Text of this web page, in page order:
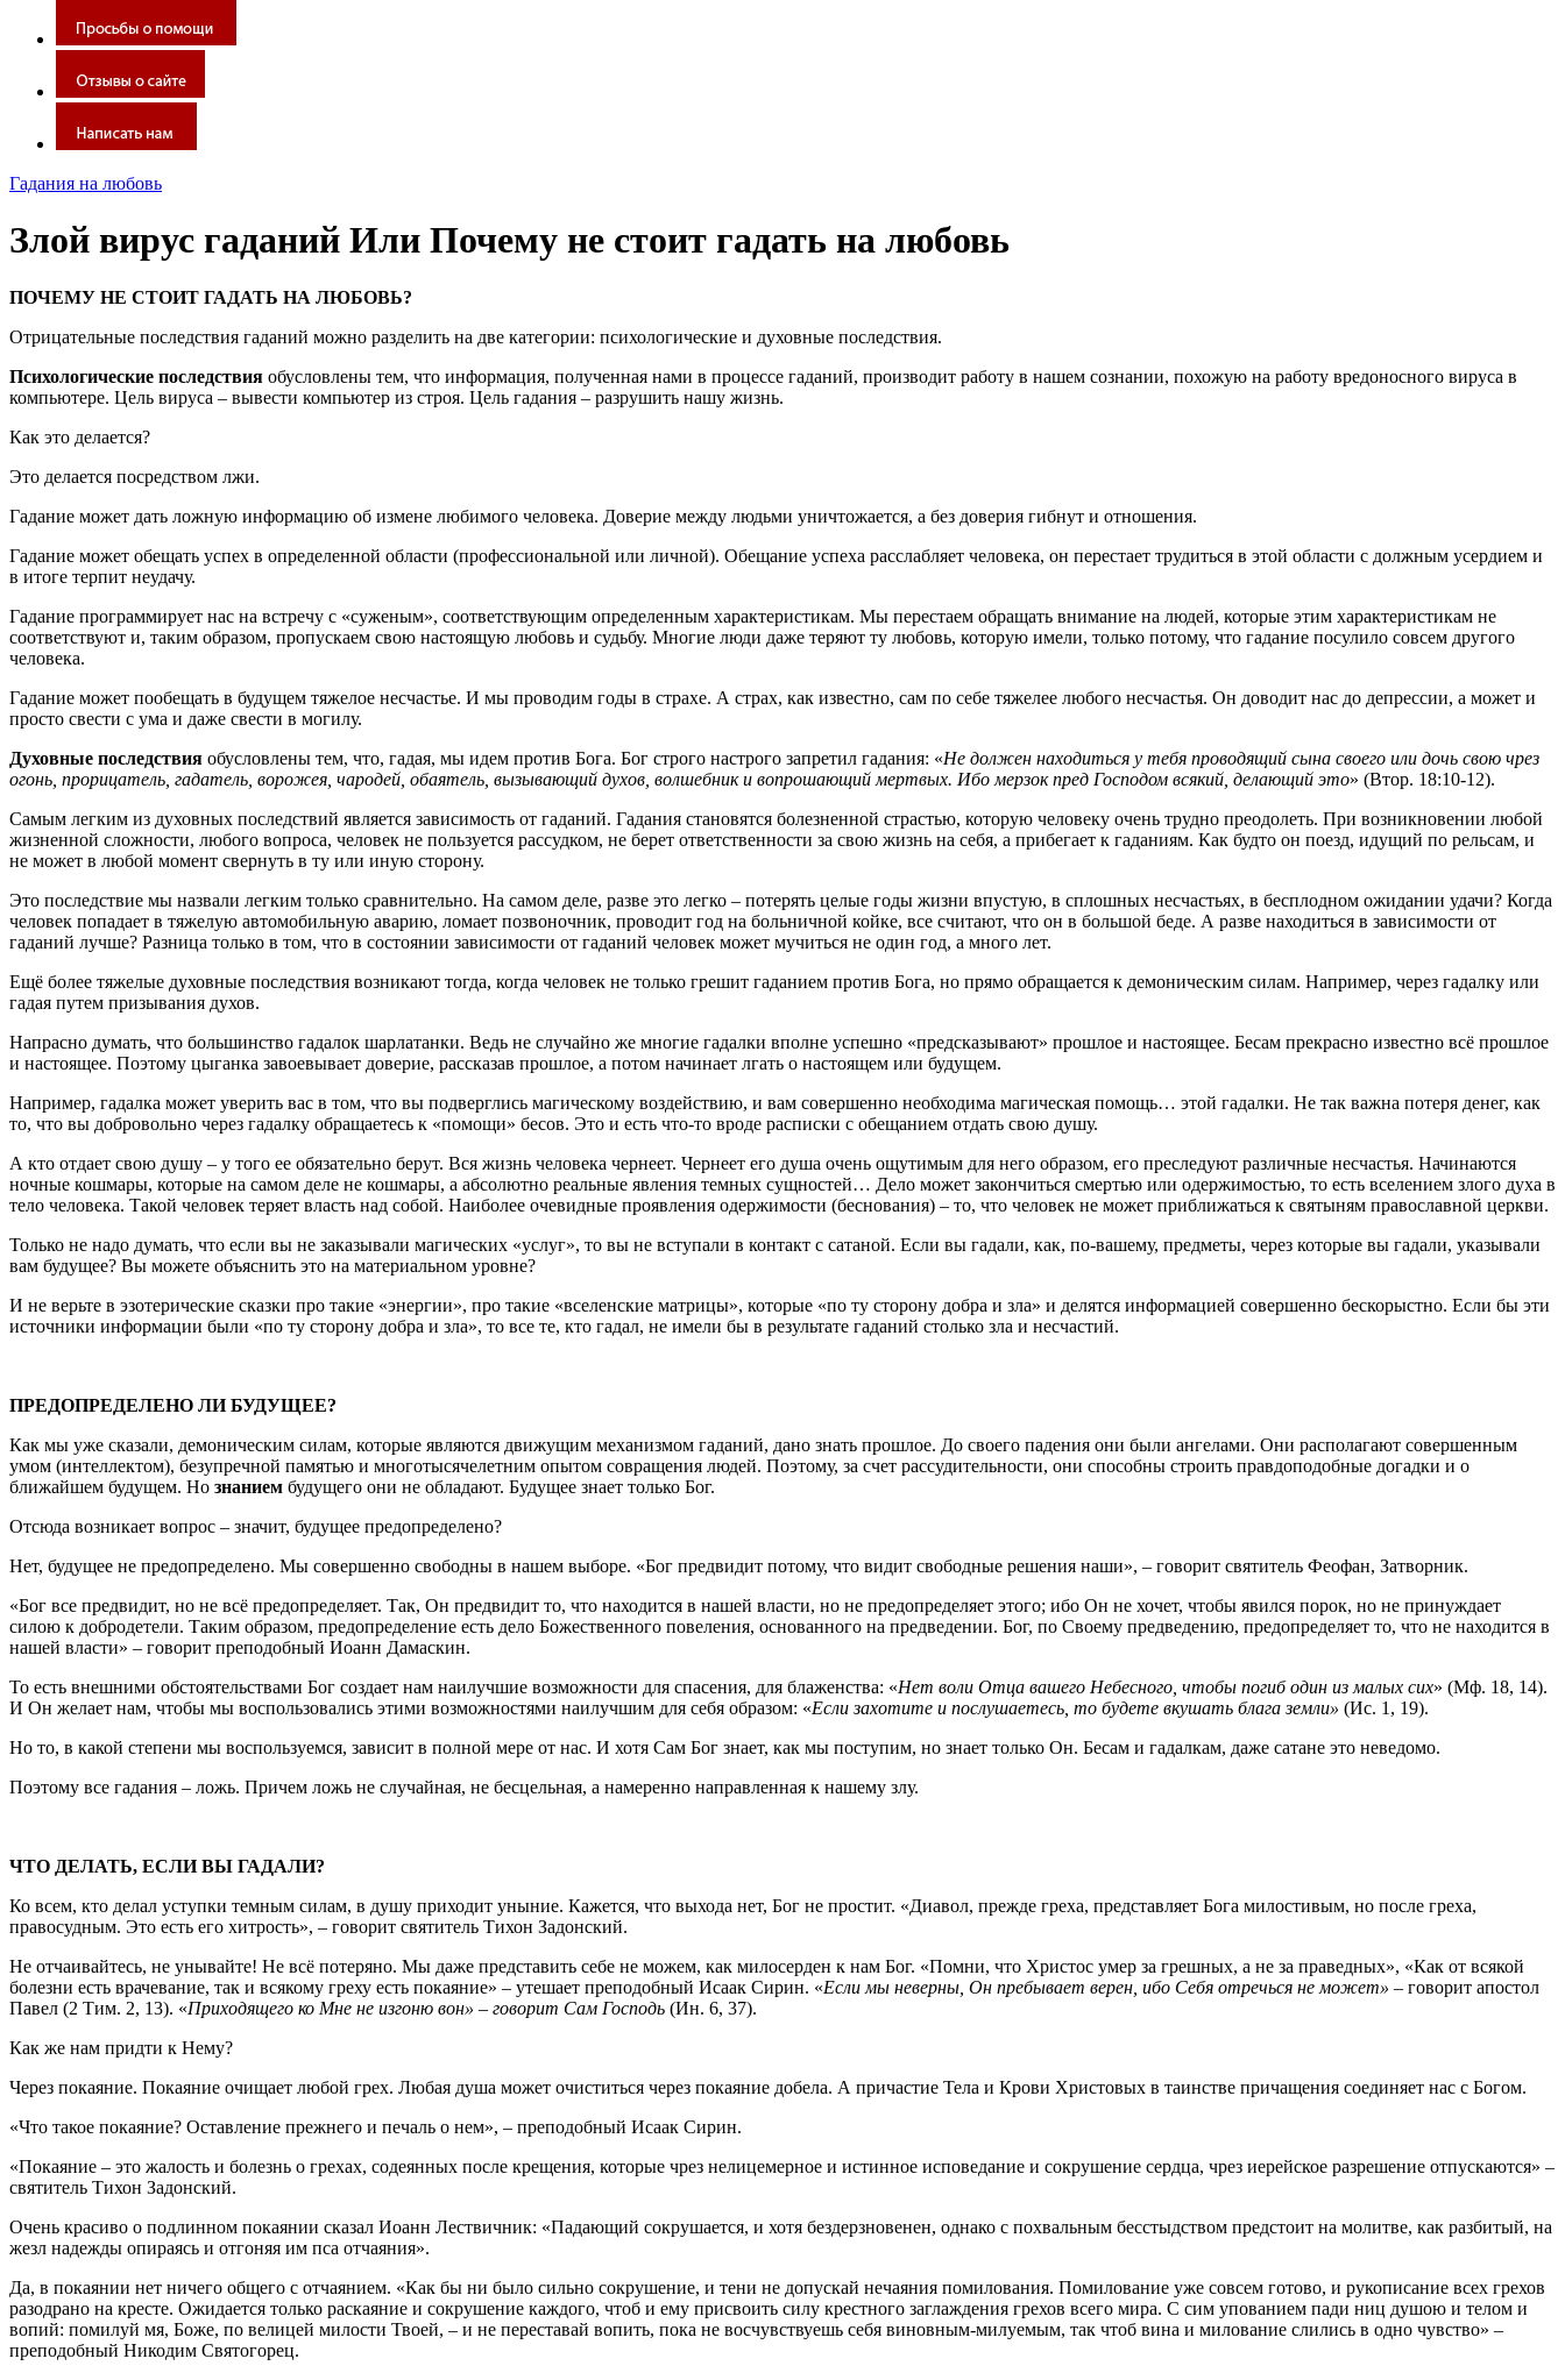
Гадания на любовь
Злой вирус гаданий Или Почему не стоит гадать на любовь
ПОЧЕМУ НЕ СТОИТ ГАДАТЬ НА ЛЮБОВЬ?
Отрицательные последствия гаданий можно разделить на две категории: психологические и духовные последствия.
Психологические последствия обусловлены тем, что информация, полученная нами в процессе гаданий, производит работу в нашем сознании, похожую на работу вредоносного вируса в
компьютере. Цель вируса – вывести компьютер из строя. Цель гадания – разрушить нашу жизнь.
Как это делается?
Это делается посредством лжи.
Гадание может дать ложную информацию об измене любимого человека. Доверие между людьми уничтожается, а без доверия гибнут и отношения.
Гадание может обещать успех в определенной области (профессиональной или личной). Обещание успеха расслабляет человека, он перестает трудиться в этой области с должным усердием и
в итоге терпит неудачу.
Гадание программирует нас на встречу с «суженым», соответствующим определенным характеристикам. Мы перестаем обращать внимание на людей, которые этим характеристикам не
соответствуют и, таким образом, пропускаем свою настоящую любовь и судьбу. Многие люди даже теряют ту любовь, которую имели, только потому, что гадание посулило совсем другого
человека.
Гадание может пообещать в будущем тяжелое несчастье. И мы проводим годы в страхе. А страх, как известно, сам по себе тяжелее любого несчастья. Он доводит нас до депрессии, а может и
просто свести с ума и даже свести в могилу.
Духовные последствия обусловлены тем, что, гадая, мы идем против Бога. Бог строго настрого запретил гадания: «Не должен находиться у тебя проводящий сына своего или дочь свою чрез
огонь, прорицатель, гадатель, ворожея, чародей, обаятель, вызывающий духов, волшебник и вопрошающий мертвых. Ибо мерзок пред Господом всякий, делающий это» (Втор. 18:10-12).
Самым легким из духовных последствий является зависимость от гаданий. Гадания становятся болезненной страстью, которую человеку очень трудно преодолеть. При возникновении любой
жизненной сложности, любого вопроса, человек не пользуется рассудком, не берет ответственности за свою жизнь на себя, а прибегает к гаданиям. Как будто он поезд, идущий по рельсам, и
не может в любой момент свернуть в ту или иную сторону.
Это последствие мы назвали легким только сравнительно. На самом деле, разве это легко – потерять целые годы жизни впустую, в сплошных несчастьях, в бесплодном ожидании удачи? Когда
человек попадает в тяжелую автомобильную аварию, ломает позвоночник, проводит год на больничной койке, все считают, что он в большой беде. А разве находиться в зависимости от
гаданий лучше? Разница только в том, что в состоянии зависимости от гаданий человек может мучиться не один год, а много лет.
Ещё более тяжелые духовные последствия возникают тогда, когда человек не только грешит гаданием против Бога, но прямо обращается к демоническим силам. Например, через гадалку или
гадая путем призывания духов.
Напрасно думать, что большинство гадалок шарлатанки. Ведь не случайно же многие гадалки вполне успешно «предсказывают» прошлое и настоящее. Бесам прекрасно известно всё прошлое
и настоящее. Поэтому цыганка завоевывает доверие, рассказав прошлое, а потом начинает лгать о настоящем или будущем.
Например, гадалка может уверить вас в том, что вы подверглись магическому воздействию, и вам совершенно необходима магическая помощь… этой гадалки. Не так важна потеря денег, как
то, что вы добровольно через гадалку обращаетесь к «помощи» бесов. Это и есть что-то вроде расписки с обещанием отдать свою душу.
А кто отдает свою душу – у того ее обязательно берут. Вся жизнь человека чернеет. Чернеет его душа очень ощутимым для него образом, его преследуют различные несчастья. Начинаются
ночные кошмары, которые на самом деле не кошмары, а абсолютно реальные явления темных сущностей… Дело может закончиться смертью или одержимостью, то есть вселением злого духа в
тело человека. Такой человек теряет власть над собой. Наиболее очевидные проявления одержимости (беснования) – то, что человек не может приближаться к святыням православной церкви.
Только не надо думать, что если вы не заказывали магических «услуг», то вы не вступали в контакт с сатаной. Если вы гадали, как, по-вашему, предметы, через которые вы гадали, указывали
вам будущее? Вы можете объяснить это на материальном уровне?
И не верьте в эзотерические сказки про такие «энергии», про такие «вселенские матрицы», которые «по ту сторону добра и зла» и делятся информацией совершенно бескорыстно. Если бы эти
источники информации были «по ту сторону добра и зла», то все те, кто гадал, не имели бы в результате гаданий столько зла и несчастий.
ПРЕДОПРЕДЕЛЕНО ЛИ БУДУЩЕЕ?
Как мы уже сказали, демоническим силам, которые являются движущим механизмом гаданий, дано знать прошлое. До своего падения они были ангелами. Они располагают совершенным
умом (интеллектом), безупречной памятью и многотысячелетним опытом совращения людей. Поэтому, за счет рассудительности, они способны строить правдоподобные догадки и о
ближайшем будущем. Но знанием будущего они не обладают. Будущее знает только Бог.
Отсюда возникает вопрос – значит, будущее предопределено?
Нет, будущее не предопределено. Мы совершенно свободны в нашем выборе. «Бог предвидит потому, что видит свободные решения наши», – говорит святитель Феофан, Затворник.
«Бог все предвидит, но не всё предопределяет. Так, Он предвидит то, что находится в нашей власти, но не предопределяет этого; ибо Он не хочет, чтобы явился порок, но не принуждает
силою к добродетели. Таким образом, предопределение есть дело Божественного повеления, основанного на предведении. Бог, по Своему предведению, предопределяет то, что не находится в
нашей власти» – говорит преподобный Иоанн Дамаскин.
То есть внешними обстоятельствами Бог создает нам наилучшие возможности для спасения, для блаженства: «Нет воли Отца вашего Небесного, чтобы погиб один из малых сих» (Мф. 18, 14).
И Он желает нам, чтобы мы воспользовались этими возможностями наилучшим для себя образом: «Если захотите и послушаетесь, то будете вкушать блага земли» (Ис. 1, 19).
Но то, в какой степени мы воспользуемся, зависит в полной мере от нас. И хотя Сам Бог знает, как мы поступим, но знает только Он. Бесам и гадалкам, даже сатане это неведомо.
Поэтому все гадания – ложь. Причем ложь не случайная, не бесцельная, а намеренно направленная к нашему злу.
ЧТО ДЕЛАТЬ, ЕСЛИ ВЫ ГАДАЛИ?
Ко всем, кто делал уступки темным силам, в душу приходит уныние. Кажется, что выхода нет, Бог не простит. «Диавол, прежде греха, представляет Бога милостивым, но после греха,
правосудным. Это есть его хитрость», – говорит святитель Тихон Задонский.
Не отчаивайтесь, не унывайте! Не всё потеряно. Мы даже представить себе не можем, как милосерден к нам Бог. «Помни, что Христос умер за грешных, а не за праведных», «Как от всякой
болезни есть врачевание, так и всякому греху есть покаяние» – утешает преподобный Исаак Сирин. «Если мы неверны, Он пребывает верен, ибо Себя отречься не может» – говорит апостол
Павел (2 Тим. 2, 13). «Приходящего ко Мне не изгоню вон» – говорит Сам Господь (Ин. 6, 37).
Как же нам придти к Нему?
Через покаяние. Покаяние очищает любой грех. Любая душа может очиститься через покаяние добела. А причастие Тела и Крови Христовых в таинстве причащения соединяет нас с Богом.
«Что такое покаяние? Оставление прежнего и печаль о нем», – преподобный Исаак Сирин.
«Покаяние – это жалость и болезнь о грехах, содеянных после крещения, которые чрез нелицемерное и истинное исповедание и сокрушение сердца, чрез иерейское разрешение отпускаются» –
святитель Тихон Задонский.
Очень красиво о подлинном покаянии сказал Иоанн Лествичник: «Падающий сокрушается, и хотя бездерзновенен, однако с похвальным бесстыдством предстоит на молитве, как разбитый, на
жезл надежды опираясь и отгоняя им пса отчаяния».
Да, в покаянии нет ничего общего с отчаянием. «Как бы ни было сильно сокрушение, и тени не допускай нечаяния помилования. Помилование уже совсем готово, и рукописание всех грехов
разодрано на кресте. Ожидается только раскаяние и сокрушение каждого, чтоб и ему присвоить силу крестного заглаждения грехов всего мира. С сим упованием пади ниц душою и телом и
вопий: помилуй мя, Боже, по велицей милости Твоей, – и не переставай вопить, пока не восчувствуешь себя виновным-милуемым, так чтоб вина и милование слились в одно чувство» –
преподобный Никодим Святогорец.